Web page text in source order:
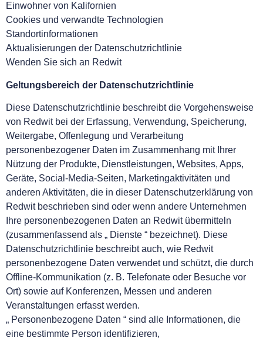
Einwohner von Kalifornien
Cookies und verwandte Technologien
Standortinformationen
Aktualisierungen der Datenschutzrichtlinie
Wenden Sie sich an Redwit
Geltungsbereich der Datenschutzrichtlinie
Diese Datenschutzrichtlinie beschreibt die Vorgehensweise
von Redwit bei der Erfassung, Verwendung, Speicherung,
Weitergabe, Offenlegung und Verarbeitung
personenbezogener Daten im Zusammenhang mit Ihrer
Nützung der Produkte, Dienstleistungen, Websites, Apps,
Geräte, Social-Media-Seiten, Marketingaktivitäten und
anderen Aktivitäten, die in dieser Datenschutzerklärung von
Redwit beschrieben sind oder wenn andere Unternehmen
Ihre personenbezogenen Daten an Redwit übermitteln
(zusammenfassend als „ Dienste “ bezeichnet). Diese
Datenschutzrichtlinie beschreibt auch, wie Redwit
personenbezogene Daten verwendet und schützt, die durch
Offline-Kommunikation (z. B. Telefonate oder Besuche vor
Ort) sowie auf Konferenzen, Messen und anderen
Veranstaltungen erfasst werden.
„ Personenbezogene Daten “ sind alle Informationen, die
eine bestimmte Person identifizieren,